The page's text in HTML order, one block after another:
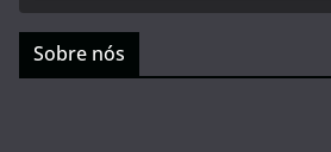
Sobre nós